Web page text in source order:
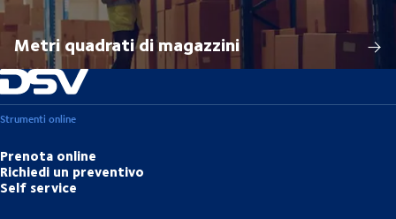
Metri quadrati di magazzini
Strumenti online
Prenota online
Richiedi un preventivo
Self service